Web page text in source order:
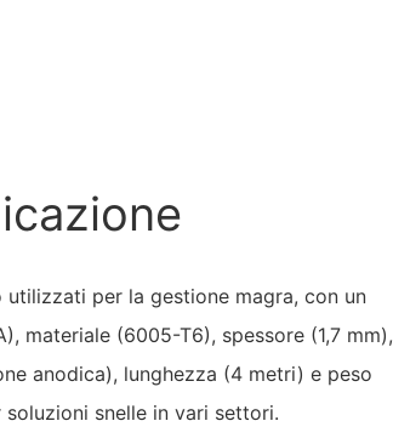
per la gestione magra, con un
materiale (6005-T6), spessore (1,7 mm),
anodica), lunghezza (4 metri) e peso
snelle in vari settori.